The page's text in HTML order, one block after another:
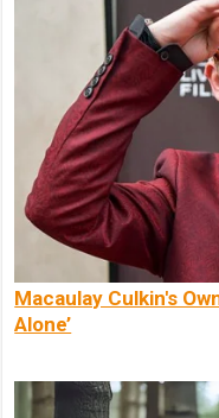
Macaulay Culkin's
Alone’